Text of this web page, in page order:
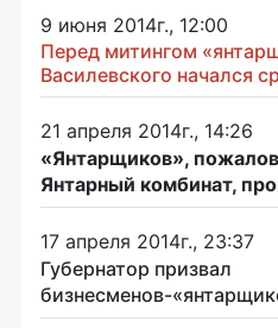
9 июня 2014г., 12:00
Перед митингом
Василевского начался
21 апреля 2014г., 14:26
«Янтарщиков»,
Янтарный комбинат,
17 апреля 2014г., 23:37
Губернатор призвал
бизнесменов-